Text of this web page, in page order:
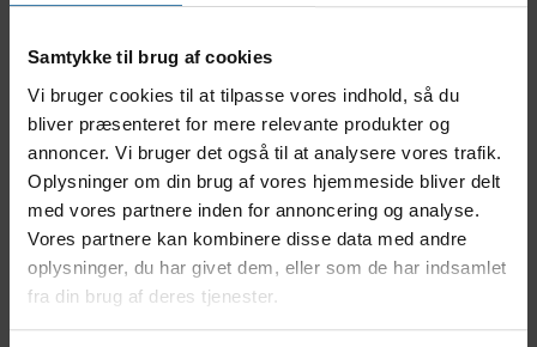
Samtykke til brug af cookies
Vi bruger cookies til at tilpasse vores indhold, så du
bliver præsenteret for mere relevante produkter og
annoncer. Vi bruger det også til at analysere vores trafik.
Oplysninger om din brug af vores hjemmeside bliver delt
med vores partnere inden for annoncering og analyse.
Vores partnere kan kombinere disse data med andre
oplysninger, du har givet dem, eller som de har indsamlet
fra din brug af deres tjenester.
Nyttige facts
100% UV-beskyttelse for sikre eventyr
holdbarhed
Optimal klarhed i dårlige lysforhold
Nem og hurtig udskiftning på eksisterende stel
Anti-rids behandling for længere levetid
Anvendelse
Linsen er udviklet til cyklister og outdoor-entusiaster,
der har brug for et klart udsyn, fx på overskyede
dage, i tusmørke eller skovmiljøer. Den er ideel til
både mountainbike, landevejscykling eller